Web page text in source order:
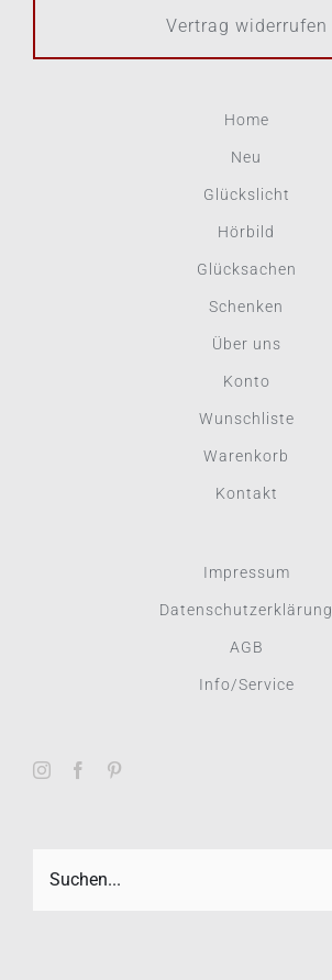
Vertrag widerrufen
Home
Neu
Glückslicht
Hörbild
Glücksachen
Schenken
Über uns
Konto
Wunschliste
Warenkorb
Kontakt
Impressum
Datenschutzerklärung
AGB
Info/Service
nach: